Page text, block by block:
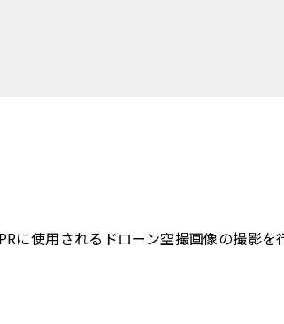
に使用されるドローン空撮画像の撮影を